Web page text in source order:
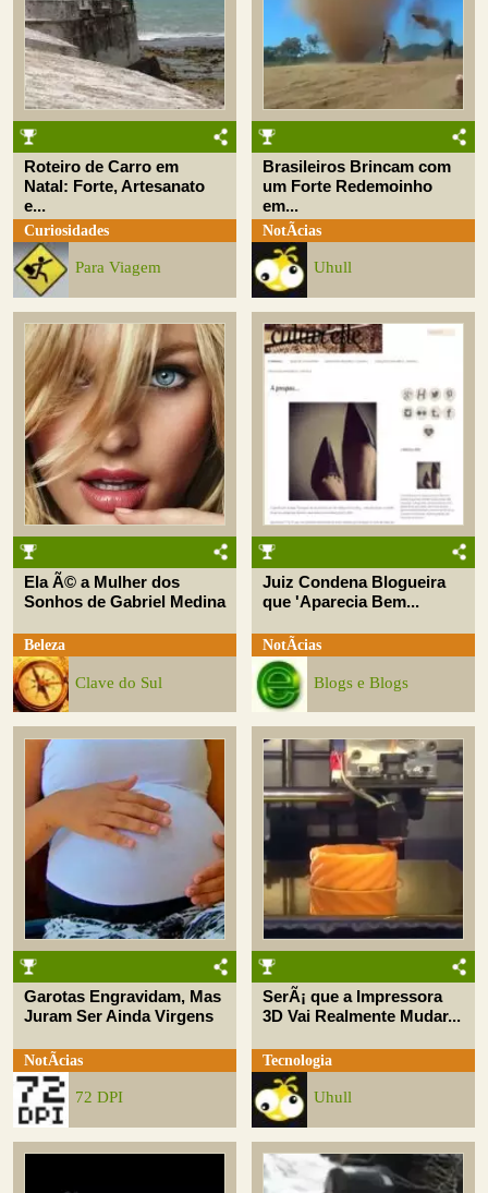
Roteiro de Carro em
Natal: Forte, Artesanato
e...
Curiosidades
Para Viagem
Brasileiros Brincam com
um Forte Redemoinho
em...
NotÃ­cias
Uhull
Ela Ã© a Mulher dos
Sonhos de Gabriel Medina
Beleza
Clave do Sul
Juiz Condena Blogueira
que 'Aparecia Bem...
NotÃ­cias
Blogs e Blogs
Garotas Engravidam, Mas
Juram Ser Ainda Virgens
NotÃ­cias
72 DPI
SerÃ¡ que a Impressora
3D Vai Realmente Mudar...
Tecnologia
Uhull